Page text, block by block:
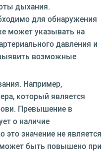
дыхания.
для обнаружения
может указывать на
давления и
возможные
Например,
который является
Превышение в
о наличие
это значение не является
быть повышено при